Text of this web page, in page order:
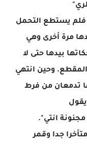
يستطع التحمل
مرة أخرى وهي
بيدها حتى لا
وحين انتهي
تدمعان من فرط
انتي".
جدا وقمر